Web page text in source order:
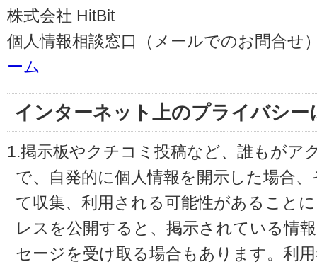
株式会社 HitBit
個人情報相談窓口（メールでのお問合せ
ーム
インターネット上のプライバシー
1.掲示板やクチコミ投稿など、誰もがア
で、自発的に個人情報を開示した場合
て収集、利用される可能性があること
レスを公開すると、掲示されている情
セージを受け取る場合もあります。利